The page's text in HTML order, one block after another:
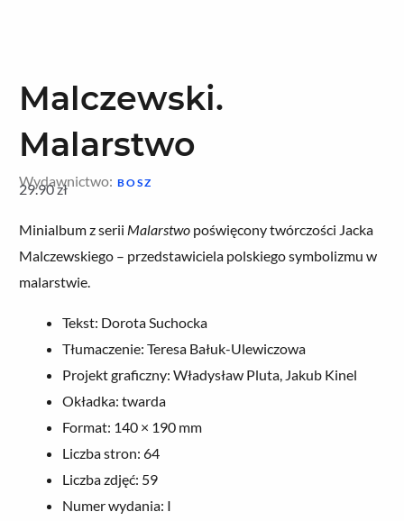
Malczewski.
Malarstwo
Wydawnictwo: BOSZ
29.90zł
Minialbum z serii Malarstwo poświęcony twórczości Jacka
Malczewskiego – przedstawiciela polskiego symbolizmu w
malarstwie.
Tekst: Dorota Suchocka
Tłumaczenie: Teresa Bałuk-Ulewiczowa
Projekt graficzny: Władysław Pluta, Jakub Kinel
Okładka: twarda
Format: 140 × 190 mm
Liczba stron: 64
Liczba zdjęć: 59
Numer wydania: I